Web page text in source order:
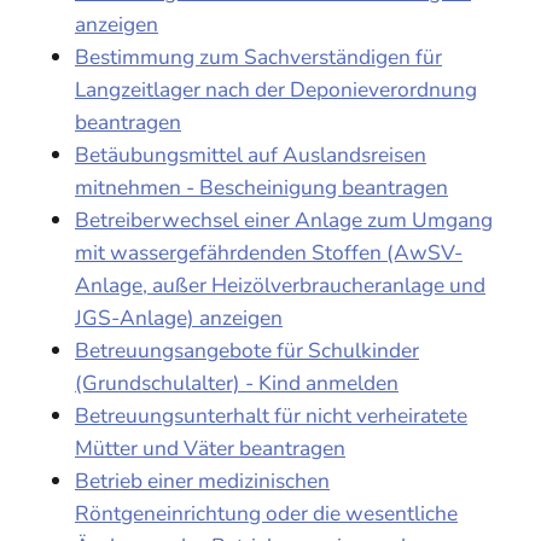
anzeigen
Bestimmung zum Sachverständigen für
Langzeitlager nach der Deponieverordnung
beantragen
Betäubungsmittel auf Auslandsreisen
mitnehmen - Bescheinigung beantragen
Betreiberwechsel einer Anlage zum Umgang
mit wassergefährdenden Stoffen (AwSV-
Anlage, außer Heizölverbraucheranlage und
JGS-Anlage) anzeigen
Betreuungsangebote für Schulkinder
(Grundschulalter) - Kind anmelden
Betreuungsunterhalt für nicht verheiratete
Mütter und Väter beantragen
Betrieb einer medizinischen
Röntgeneinrichtung oder die wesentliche